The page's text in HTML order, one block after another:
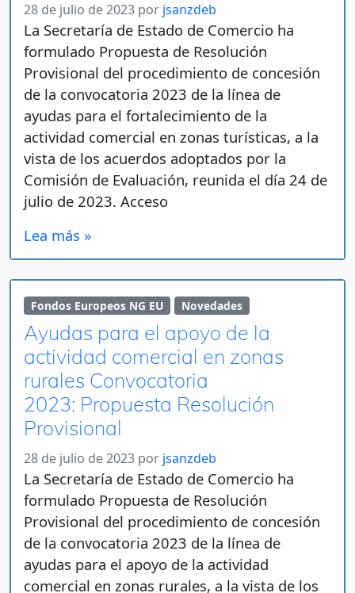
28 de julio de 2023 por jsanzdeb
La Secretaría de Estado de Comercio ha
formulado Propuesta de Resolución
Provisional del procedimiento de concesión
de la convocatoria 2023 de la línea de
ayudas para el fortalecimiento de la
actividad comercial en zonas turísticas, a la
vista de los acuerdos adoptados por la
Comisión de Evaluación, reunida el día 24 de
julio de 2023. Acceso
Lea más »
Fondos Europeos NG EU Novedades
Ayudas para el apoyo de la
actividad comercial en zonas
rurales Convocatoria
2023: Propuesta Resolución
Provisional
28 de julio de 2023 por jsanzdeb
La Secretaría de Estado de Comercio ha
formulado Propuesta de Resolución
Provisional del procedimiento de concesión
de la convocatoria 2023 de la línea de
ayudas para el apoyo de la actividad
comercial en zonas rurales, a la vista de los